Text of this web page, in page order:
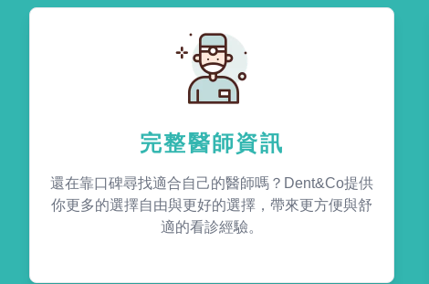
完整醫師資訊
還在靠口碑尋找適合自己的醫師嗎？Dent&Co提供
你更多的選擇自由與更好的選擇，帶來更方便與舒
適的看診經驗。